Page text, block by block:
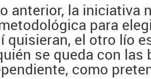
anterior, la iniciativa
para
quisieran, el otro lío
se queda con las
como